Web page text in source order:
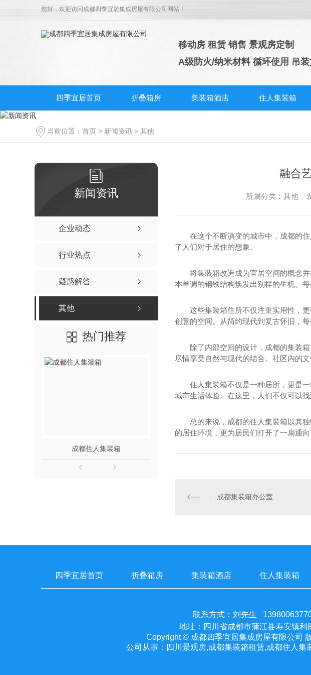
您好，欢迎访问 成都四季宜居集成房屋有限公司 网站！
移动房 租赁 销售 景观房定制
A级防火/纳米材料 循环使用 吊
四季宜居首页 折叠箱房 集装箱酒店 住人集装箱
当前位置： 首页 > 新闻资讯 > 其他
新闻资讯
企业动态
行业热点
疑惑解答
其他
热门推荐
成都住人集装箱
融合
所属分类：其他
在这个不断演变的城市中，成都的
了人们对于居住的想象。
将集装箱改造成为宜居空间的概念
本单调的钢铁结构焕发出别样的生机。
这些集装箱住所不仅注重实用性，
创意的空间。从简约现代到复古怀旧，
除了内部空间的设计，成都的集装
尽情享受自然与现代的结合。社区内的
住人集装箱不仅是一种居所，更是
城市生活体验。在这里，人们不仅可以
总的来说，成都的住人集装箱以其
的居住环境，更为居民们打开了一扇通
成都集装箱办公室
四季宜居首页 折叠箱房 集装箱酒店 住人集装箱
联系方式：刘先生
地址：四川省成都市蒲江县寿安镇利
Copyright © 成都四季宜居集成房屋有限公司
公司从事：四川景观房,成都集装箱租赁,成都住人